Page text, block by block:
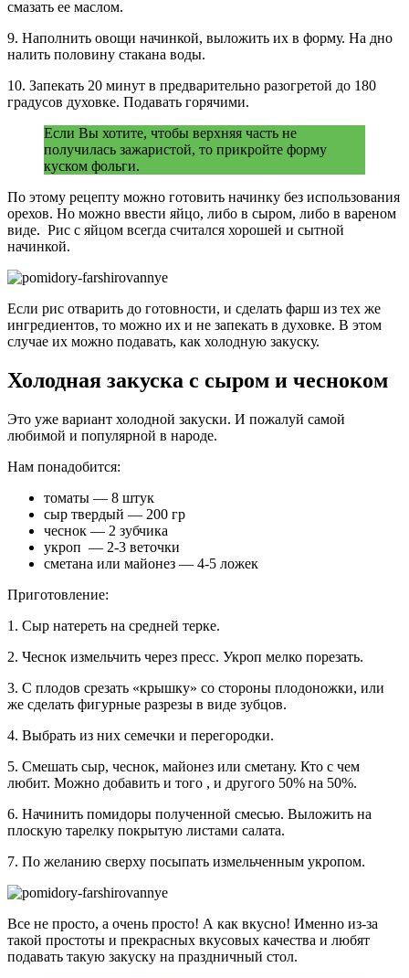
смазать ее маслом.
9. Наполнить овощи начинкой, выложить их в форму. На дно
налить половину стакана воды.
10. Запекать 20 минут в предварительно разогретой до 180
градусов духовке. Подавать горячими.
Если Вы хотите, чтобы верхняя часть не
получилась зажаристой, то прикройте форму
куском фольги.
По этому рецепту можно готовить начинку без использования
орехов. Но можно ввести яйцо, либо в сыром, либо в вареном
виде. Рис с яйцом всегда считался хорошей и сытной
начинкой.
Если рис отварить до готовности, и сделать фарш из тех же
ингредиентов, то можно их и не запекать в духовке. В этом
случае их можно подавать, как холодную закуску.
Холодная закуска с сыром и чесноком
Это уже вариант холодной закуски. И пожалуй самой
любимой и популярной в народе.
Нам понадобится:
томаты — 8 штук
сыр твердый — 200 гр
чеснок — 2 зубчика
укроп — 2-3 веточки
сметана или майонез — 4-5 ложек
Приготовление:
1. Сыр натереть на средней терке.
2. Чеснок измельчить через пресс. Укроп мелко порезать.
3. С плодов срезать «крышку» со стороны плодоножки, или
же сделать фигурные разрезы в виде зубцов.
4. Выбрать из них семечки и перегородки.
5. Смешать сыр, чеснок, майонез или сметану. Кто с чем
любит. Можно добавить и того , и другого 50% на 50%.
6. Начинить помидоры полученной смесью. Выложить на
плоскую тарелку покрытую листами салата.
7. По желанию сверху посыпать измельченным укропом.
Все не просто, а очень просто! А как вкусно! Именно из-за
такой простоты и прекрасных вкусовых качества и любят
подавать такую закуску на праздничный стол.